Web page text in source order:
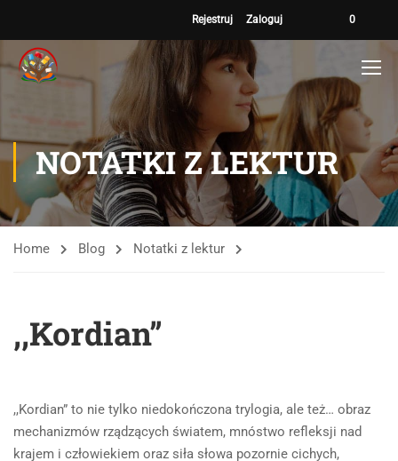
Rejestruj Zaloguj 0
NOTATKI Z LEKTUR
Home Blog Notatki z lektur
,,Kordian”
,,Kordian” to nie tylko niedokończona trylogia, ale też… obraz
mechanizmów rządzących światem, mnóstwo refleksji nad
krajem i człowiekiem oraz siła słowa pozornie cichych,